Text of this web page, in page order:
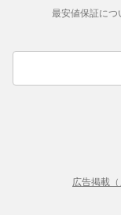
最安値保証につ
広告掲載